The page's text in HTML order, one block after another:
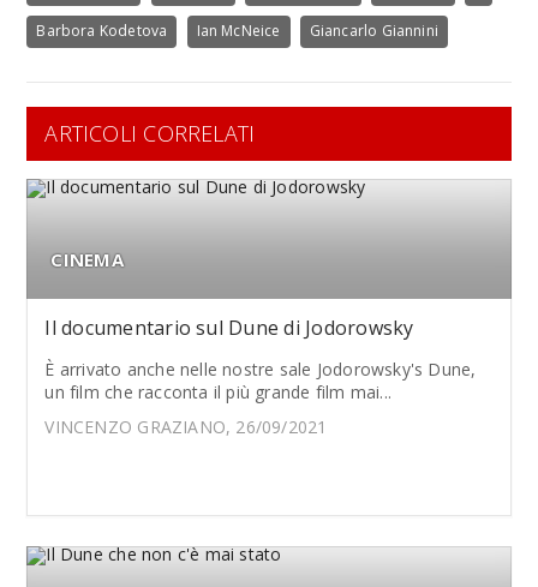
Barbora Kodetova Ian McNeice Giancarlo Giannini
ARTICOLI CORRELATI
CINEMA
Il documentario sul Dune di Jodorowsky
È arrivato anche nelle nostre sale Jodorowsky's Dune,
un film che racconta il più grande film mai...
VINCENZO GRAZIANO, 26/09/2021